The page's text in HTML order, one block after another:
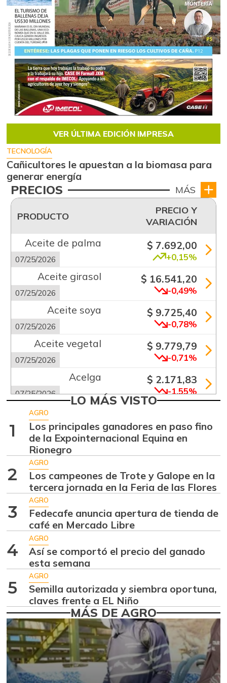
VER ÚLTIMA EDICIÓN IMPRESA
TECNOLOGÍA
Cañicultores le apuestan a la biomasa para
generar energía
PRECIOS MÁS
PRODUCTO
PRECIO Y
VARIACIÓN
Aceite de palma
07/25/2026
$ 7.692,00
+0,15%
Aceite girasol
07/25/2026
$ 16.541,20
-0,49%
Aceite soya
07/25/2026
$ 9.725,40
-0,78%
Aceite vegetal
07/25/2026
$ 9.779,79
-0,71%
Acelga
07/25/2026
$ 2.171,83
-1,55%
Aguacate común
07/25/2026 +6,24%
Aguacate hass
07/25/2026
$ 7.289,10
-2,98%
Aguacate
papelillo
07/25/2026
$ 8.366,30
Ahuyama
07/25/2026
Ahuyamín
07/25/2026
$ 1.672,87
+7,50%
Ajo
07/25/2026
$ 6.102,86
-2,18%
Ají dulce
01/17/2015
$ 2.880,14
+4,83%
Ají topito dulce
07/25/2026
$ 3.229,50
-11,89%
LO MÁS VISTO
1
AGRO
Los principales ganadores en paso fino
de la Expointernacional Equina en
Rionegro
2
AGRO
Los campeones de Trote y Galope en la
tercera jornada en la Feria de las Flores
3
AGRO
Fedecafe anuncia apertura de tienda de
café en Mercado Libre
4
AGRO
Así se comportó el precio del ganado
esta semana
5
AGRO
Semilla autorizada y siembra oportuna,
claves frente a EL Niño
MÁS DE AGRO